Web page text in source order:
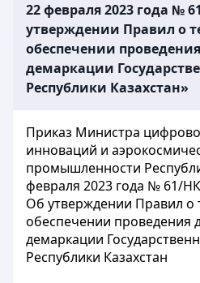
22 февраля 2023 года №
утверждении Правил о
обеспечении
демаркации
Республики Казахстан»
Приказ Министра
инноваций и
промышленности
февраля 2023 года № 61/
Об утверждении Правил о
обеспечении проведения
демаркации
Республики Казахстан